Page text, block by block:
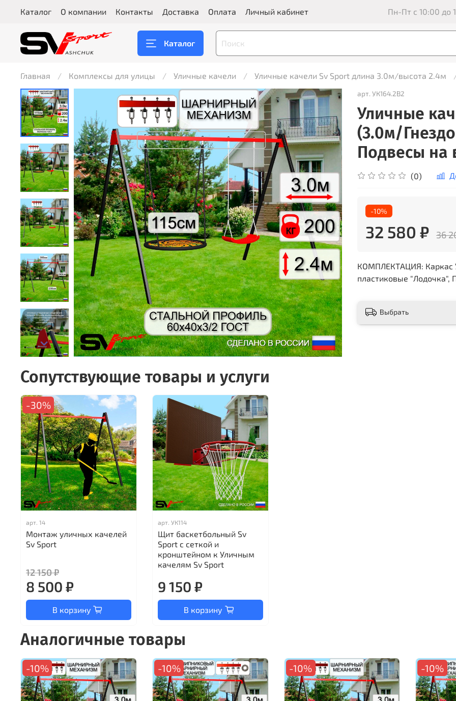
Каталог О компании Контакты Доставка Оплата Личный кабинет Пн-Пт с 10:00 до
Каталог
Главная Комплексы для улицы Уличные качели Уличные качели Sv Sport длина 3.0м/высота 2.4м
арт. УК164.2В2
Уличные
(3.0м/
Подвесы на
(0)
-10%
32 580 ₽ 36
КОМПЛЕКТАЦИЯ: Каркас
пластиковые "Лодочка",
Выбрать
Сопутствующие товары и услуги
-30%
арт.14
Монтаж уличных качелей
Sv Sport
12 150 ₽
8 500 ₽
В корзину
арт. УК114
Щит баскетбольный Sv
Sport c сеткой и
кронштейном к Уличным
качелям Sv Sport
9 150 ₽
В корзину
Аналогичные товары
-10% -10% -10% -10%